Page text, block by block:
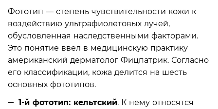
Фототип — степень чувствительности кожи к
воздействию ультрафиолетовых лучей,
обусловленная наследственными факторами.
Это понятие ввел в медицинскую практику
американский дерматолог Фицпатрик. Согласно
его классификации, кожа делится на шесть
основных фототипов.
1-й фототип: кельтский. К нему относятся